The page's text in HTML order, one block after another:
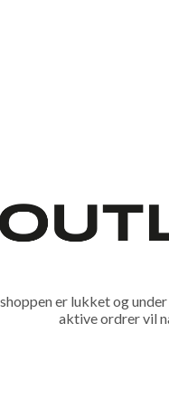
er lukket og
aktive ordrer vil